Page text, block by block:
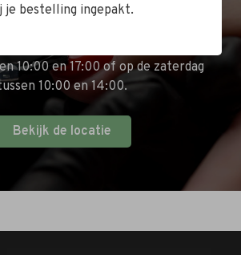
shop hebben wij ook een fysieke
10:00 en 17:00 of op de zaterdag
10:00 en 14:00.
Bekijk de locatie
je bestelling ingepakt.